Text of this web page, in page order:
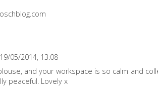
19/05/2014, 13:08
and your workspace is so calm and
peaceful. Lovely x